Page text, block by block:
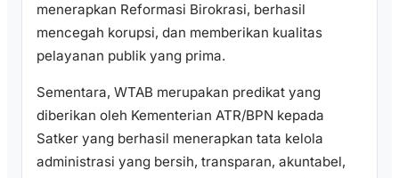
menerapkan Reformasi Birokrasi, berhasil
mencegah korupsi, dan memberikan kualitas
pelayanan publik yang prima.
Sementara, WTAB merupakan predikat yang
diberikan oleh Kementerian ATR/BPN kepada
Satker yang berhasil menerapkan tata kelola
administrasi yang bersih, transparan, akuntabel,